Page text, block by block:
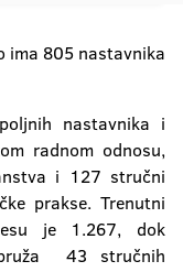
ima 805 nastavnika
nastavnika i
radnom odnosu,
i 127 stručni
prakse. Trenutni
je 1.267, dok
pruža 43 stručnih